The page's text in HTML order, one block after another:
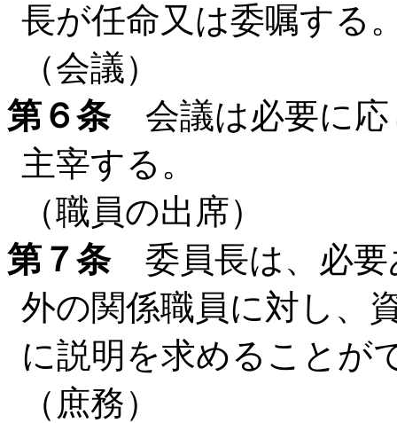
長が任命又は委嘱する
（会議）
第６条会議は必要に応
主宰する。
（職員の出席）
第７条委員長は、必要
外の関係職員に対し、
に説明を求めることが
（庶務）